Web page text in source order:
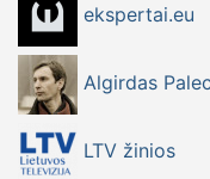
ekspertai.eu
Algirdas
LTV žinios